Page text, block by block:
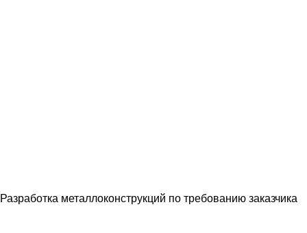
Разработка металлоконструкций по требованию заказчика